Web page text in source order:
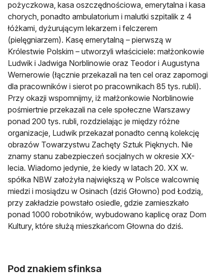
pożyczkowa, kasa oszczędnościowa, emerytalna i kasa
chorych, ponadto ambulatorium i malutki szpitalik z 4
łóżkami, dyżurującym lekarzem i felczerem
(pielęgniarzem). Kasę emerytalną – pierwszą w
Królestwie Polskim – utworzyli właściciele: małżonkowie
Ludwik i Jadwiga Norblinowie oraz Teodor i Augustyna
Wernerowie (łącznie przekazali na ten cel oraz zapomogi
dla pracowników i sierot po pracownikach 85 tys. rubli).
Przy okazji wspomnijmy, iż małżonkowie Norblinowie
pośmiertnie przekazali na cele społeczne Warszawy
ponad 200 tys. rubli, rozdzielając je między różne
organizacje, Ludwik przekazał ponadto cenną kolekcję
obrazów Towarzystwu Zachęty Sztuk Pięknych. Nie
znamy stanu zabezpieczeń socjalnych w okresie XX-
lecia. Wiadomo jedynie, że kiedy w latach 20. XX w.
spółka NBW założyła największą w Polsce walcownię
miedzi i mosiądzu w Osinach (dziś Głowno) pod Łodzią,
przy zakładzie powstało osiedle, gdzie zamieszkało
ponad 1000 robotników, wybudowano kaplicę oraz Dom
Kultury, które służą mieszkańcom Głowna do dziś.
Pod znakiem sfinksa